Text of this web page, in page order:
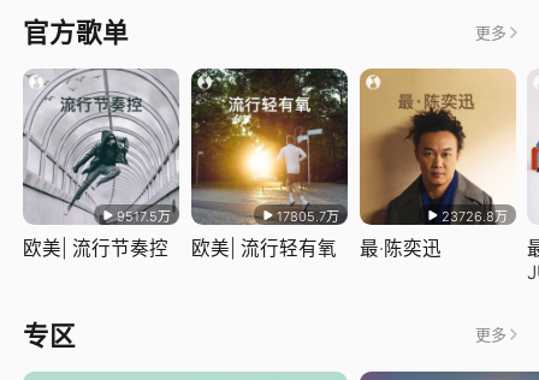
官方歌单 更多
9517.5万
欧美| 流行节奏控
17805.7万
欧美| 流行轻有氧
23726.8万
最·陈奕迅
专区 更多